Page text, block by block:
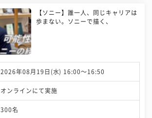
【ソニー】誰一人、同じキャリアは
歩まない。ソニーで描く、
2026年08月19日(水) 16:00〜16:50
オンラインにて実施
300名